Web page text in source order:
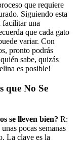
que requiere
Siguiendo esta
facilitar una
que cada gato
variar. Con
pronto podrás
sabe, quizás
es posible!
que No Se
se lleven bien? R:
pocas semanas
La clave es la